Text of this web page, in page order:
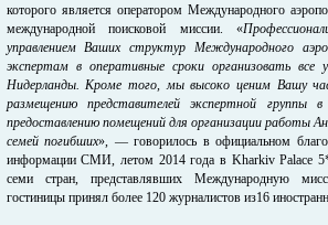
которого является оператором Международного
международной поисковой миссии. «
управлением Ваших структур Международного
экспертам в оперативные сроки организовать все
Нидерланды. Кроме того, мы высоко ценим Вашу
размещению представителей экспертной
предоставлению помещений для организации работы
семей погибших», — говорилось в официальном
информации СМИ, летом 2014 года в Kharkiv Palace
семи стран, представлявших Международную
гостиницы принял более 120 журналистов из16